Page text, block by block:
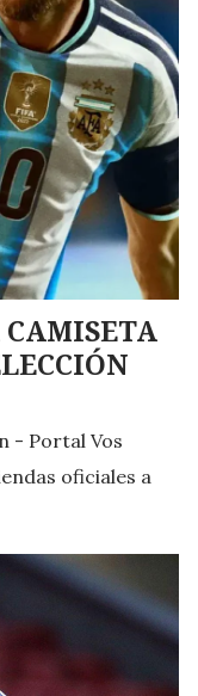
CAMISETA
- Portal Vos
oficiales a